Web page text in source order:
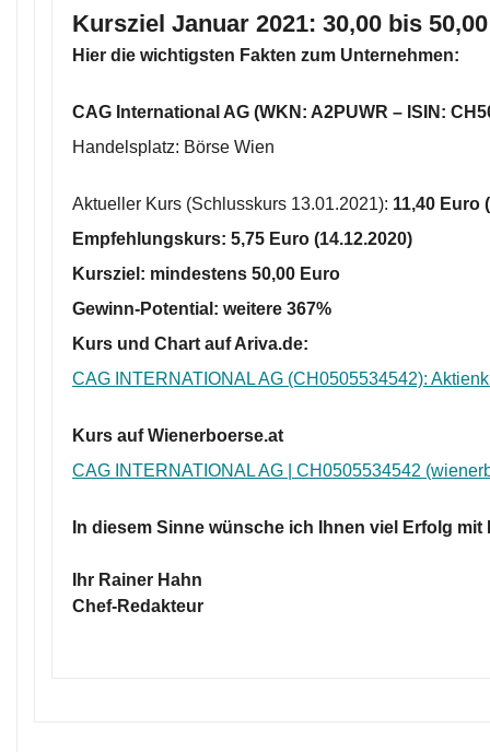
Kursziel Januar 2021: 30,00 bis
Hier die wichtigsten Fakten zum Unternehmen:
CAG International AG (WKN: A2PUWR – ISIN:
Handelsplatz: Börse Wien
Aktueller Kurs (Schlusskurs 13.01.2021): 11,40 Euro (
Empfehlungskurs: 5,75 Euro (14.12.2020)
Kursziel: mindestens 50,00 Euro
Gewinn-Potential: weitere 367%
Kurs und Chart auf Ariva.de:
CAG INTERNATIONAL AG (CH0505534542):
Kurs auf Wienerboerse.at
CAG INTERNATIONAL AG | CH0505534542
In diesem Sinne wünsche ich Ihnen viel Erfolg
Ihr Rainer Hahn
Chef-Redakteur